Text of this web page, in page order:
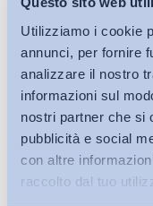
Utilizziamo i cookie
annunci, per fornire
analizzare il nostro
informazioni sul
nostri partner che si
pubblicità e social
con altre
raccolto dal tuo
Ultimi Interventi